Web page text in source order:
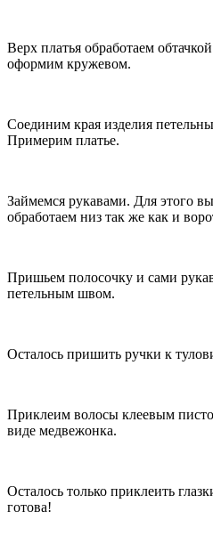
Верх платья обработаем
оформим кружевом.
Соединим края изделия
Примерим платье.
Займемся рукавами. Для этого
обработаем низ так же как и
Пришьем полосочку и сами
петельным швом.
Осталось пришить ручки к
Приклеим волосы клеевым
виде медвежонка.
Осталось только приклеить
готова!